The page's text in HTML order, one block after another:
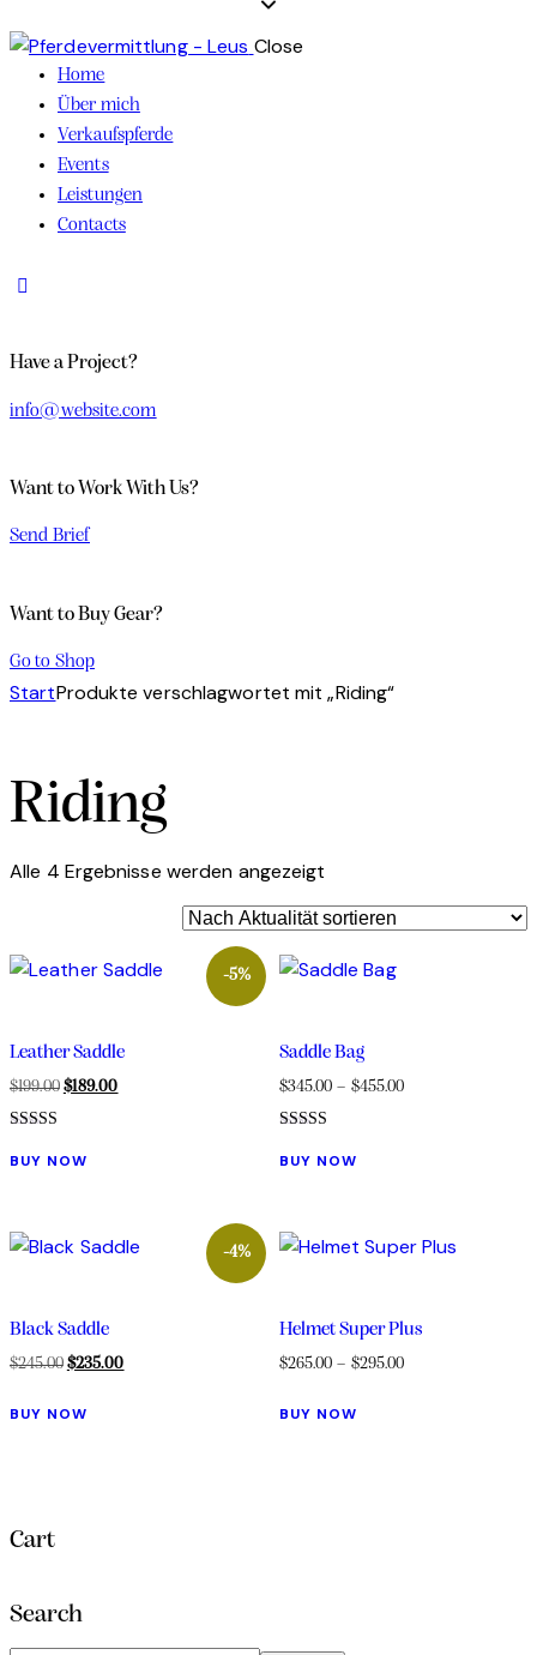
Close
Home
Über mich
Verkaufspferde
Events
Leistungen
Contacts
Have a Project?
info@website.com
Want to Work With Us?
Send Brief
Want to Buy Gear?
Go to Shop
StartProdukte verschlagwortet mit „Riding“
Riding
Alle 4 Ergebnisse werden angezeigt
-5%
Leather Saddle
$199.00 $189.00
mit
BUY NOW
Saddle Bag
$345.00 – $455.00
mit
BUY NOW
-4%
Black Saddle
$245.00 $235.00
BUY NOW
Helmet Super Plus
$265.00 – $295.00
BUY NOW
Cart
Search